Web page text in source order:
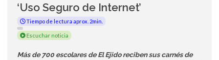
‘Uso Seguro de Internet’
Tiempo de lectura aprox. 2min.
Escuchar noticia
Más de 700 escolares de El Ejido reciben sus carnés de